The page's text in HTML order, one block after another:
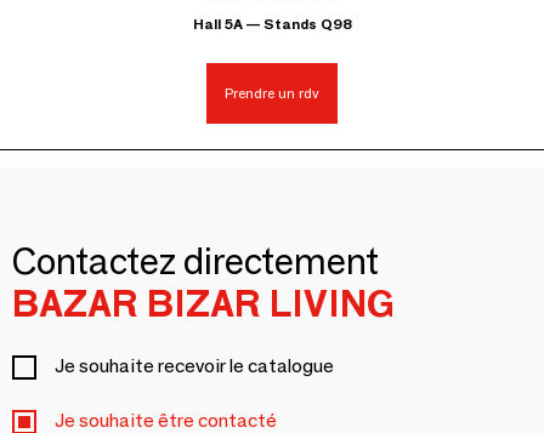
Hall 5A — Stands Q98
Prendre un rdv
Contactez directement
BAZAR BIZAR LIVING
Je souhaite recevoir le catalogue
Je souhaite être contacté